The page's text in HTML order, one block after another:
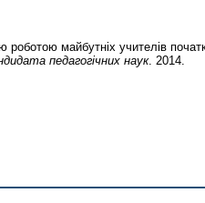
роботою майбутніх учителів
педагогічних наук. 2014.